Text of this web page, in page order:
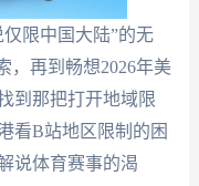
限中国大陆”的无
，再到畅想2026年美
到那把打开地域限
看B站地区限制的困
说体育赛事的渴